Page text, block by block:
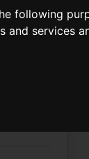
following
and services